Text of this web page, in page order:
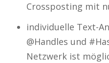
Crossposting mit
individuelle Text-
@Handles und
Netzwerk ist